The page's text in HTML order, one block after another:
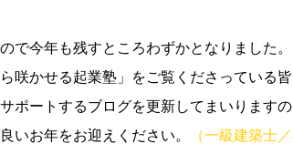
で今年も残すところわずかとなりました。
ら咲かせる起業塾」をご覧くださっている
ポートするブログを更新してまいります
いお年をお迎えください。
（一級建築士